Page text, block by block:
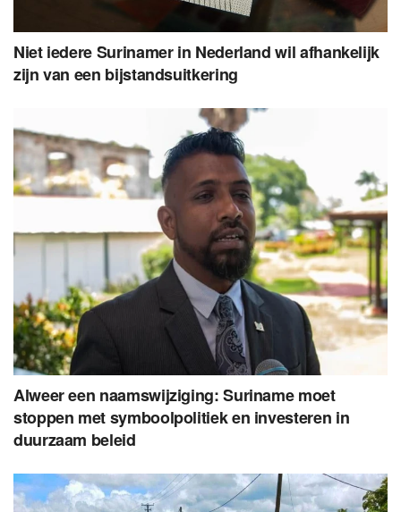
Niet iedere Surinamer in Nederland wil afhankelijk
zijn van een bijstandsuitkering
Alweer een naamswijziging: Suriname moet
stoppen met symboolpolitiek en investeren in
duurzaam beleid